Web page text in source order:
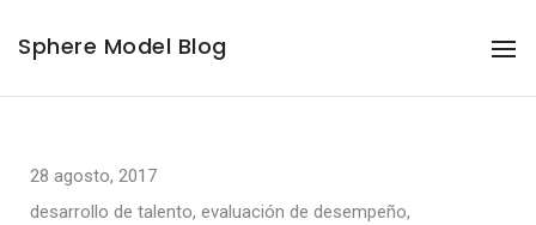
Sphere Model Blog
28 agosto, 2017
desarrollo de talento, evaluación de desempeño,